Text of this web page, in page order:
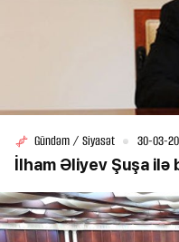
Gündəm / Siyasət 30-03-
İlham Əliyev Şuşa ilə